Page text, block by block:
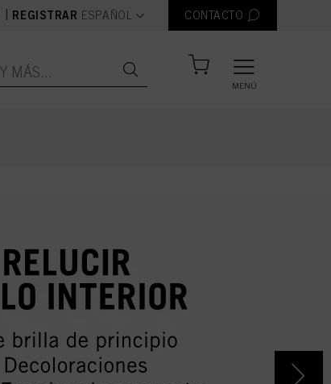
REGISTRAR text.language
ESPAÑOL CONTACTO
MENÚ